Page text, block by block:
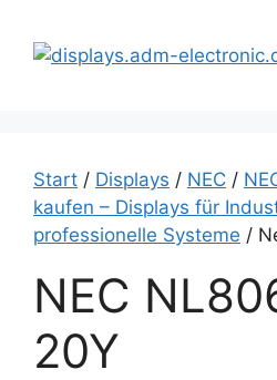
Inhalt
springen
Start / Displays / NEC /
kaufen – Displays für
professionelle Systeme /
NEC
20Y